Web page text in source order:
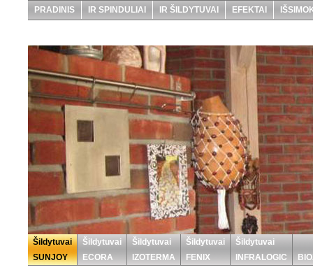
PRADINIS IR SPINDULIAI IR ŠILDYTUVAI EFEKTAI
Šildytuvai
SUNJOY
Šildytuvai
ECORA
Šildytuvai
IZOTERMA
Šildytuvai
FENIX
Šildytuvai
INFRALOGIC